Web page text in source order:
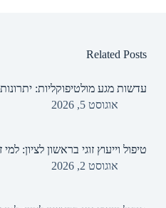
Related Posts
עדשות מגע מולטיפוקליות:
אוגוסט 5, 2026
טיפול וייעוץ זוגי בראשון לציון:
אוגוסט 2, 2026